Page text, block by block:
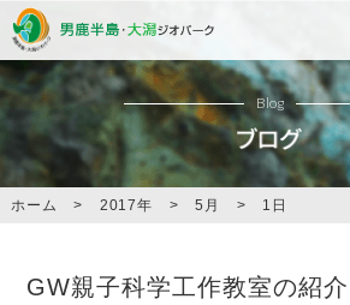
Blog
ホーム > 2017年 > 5月 > 1日
GW親子科学工作教室の紹介